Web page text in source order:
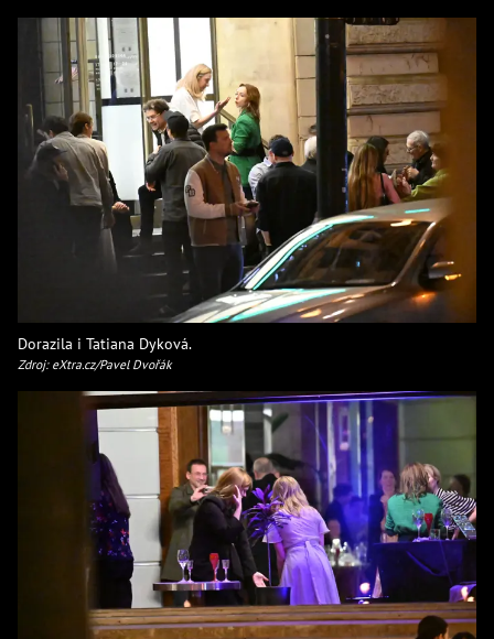
Dorazila i Tatiana Dyková.
Zdroj: eXtra.cz/Pavel Dvořák